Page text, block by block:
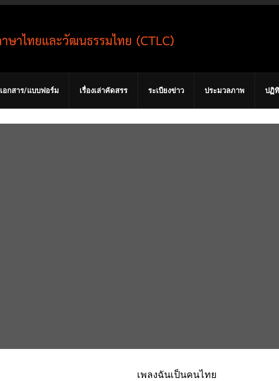
เอกสาร/แบบฟอร์ม เรื่องเล่าคัดสรร ระเบียงข่าว ประมวลภาพ ปฏิ
เพลงฉันเป็นคนไทย